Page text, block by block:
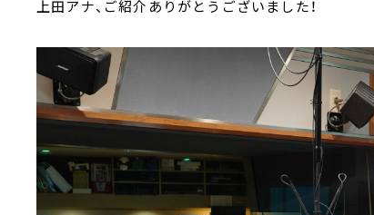
上田アナ、ご紹介ありがとうございました！